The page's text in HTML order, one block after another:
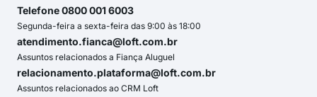
Telefone 0800 001 6003
Segunda-feira a sexta-feira das 9:00 às 18:00
atendimento.fianca@loft.com.br
Assuntos relacionados a Fiança Aluguel
relacionamento.plataforma@loft.com.br
Assuntos relacionados ao CRM Loft